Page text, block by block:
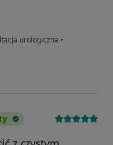
urologiczna •